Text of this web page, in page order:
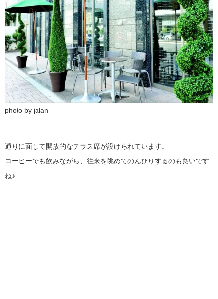
photo by jalan
通りに面して開放的なテラス席が設けられています。
コーヒーでも飲みながら、往来を眺めてのんびりするのも良いです
ね♪